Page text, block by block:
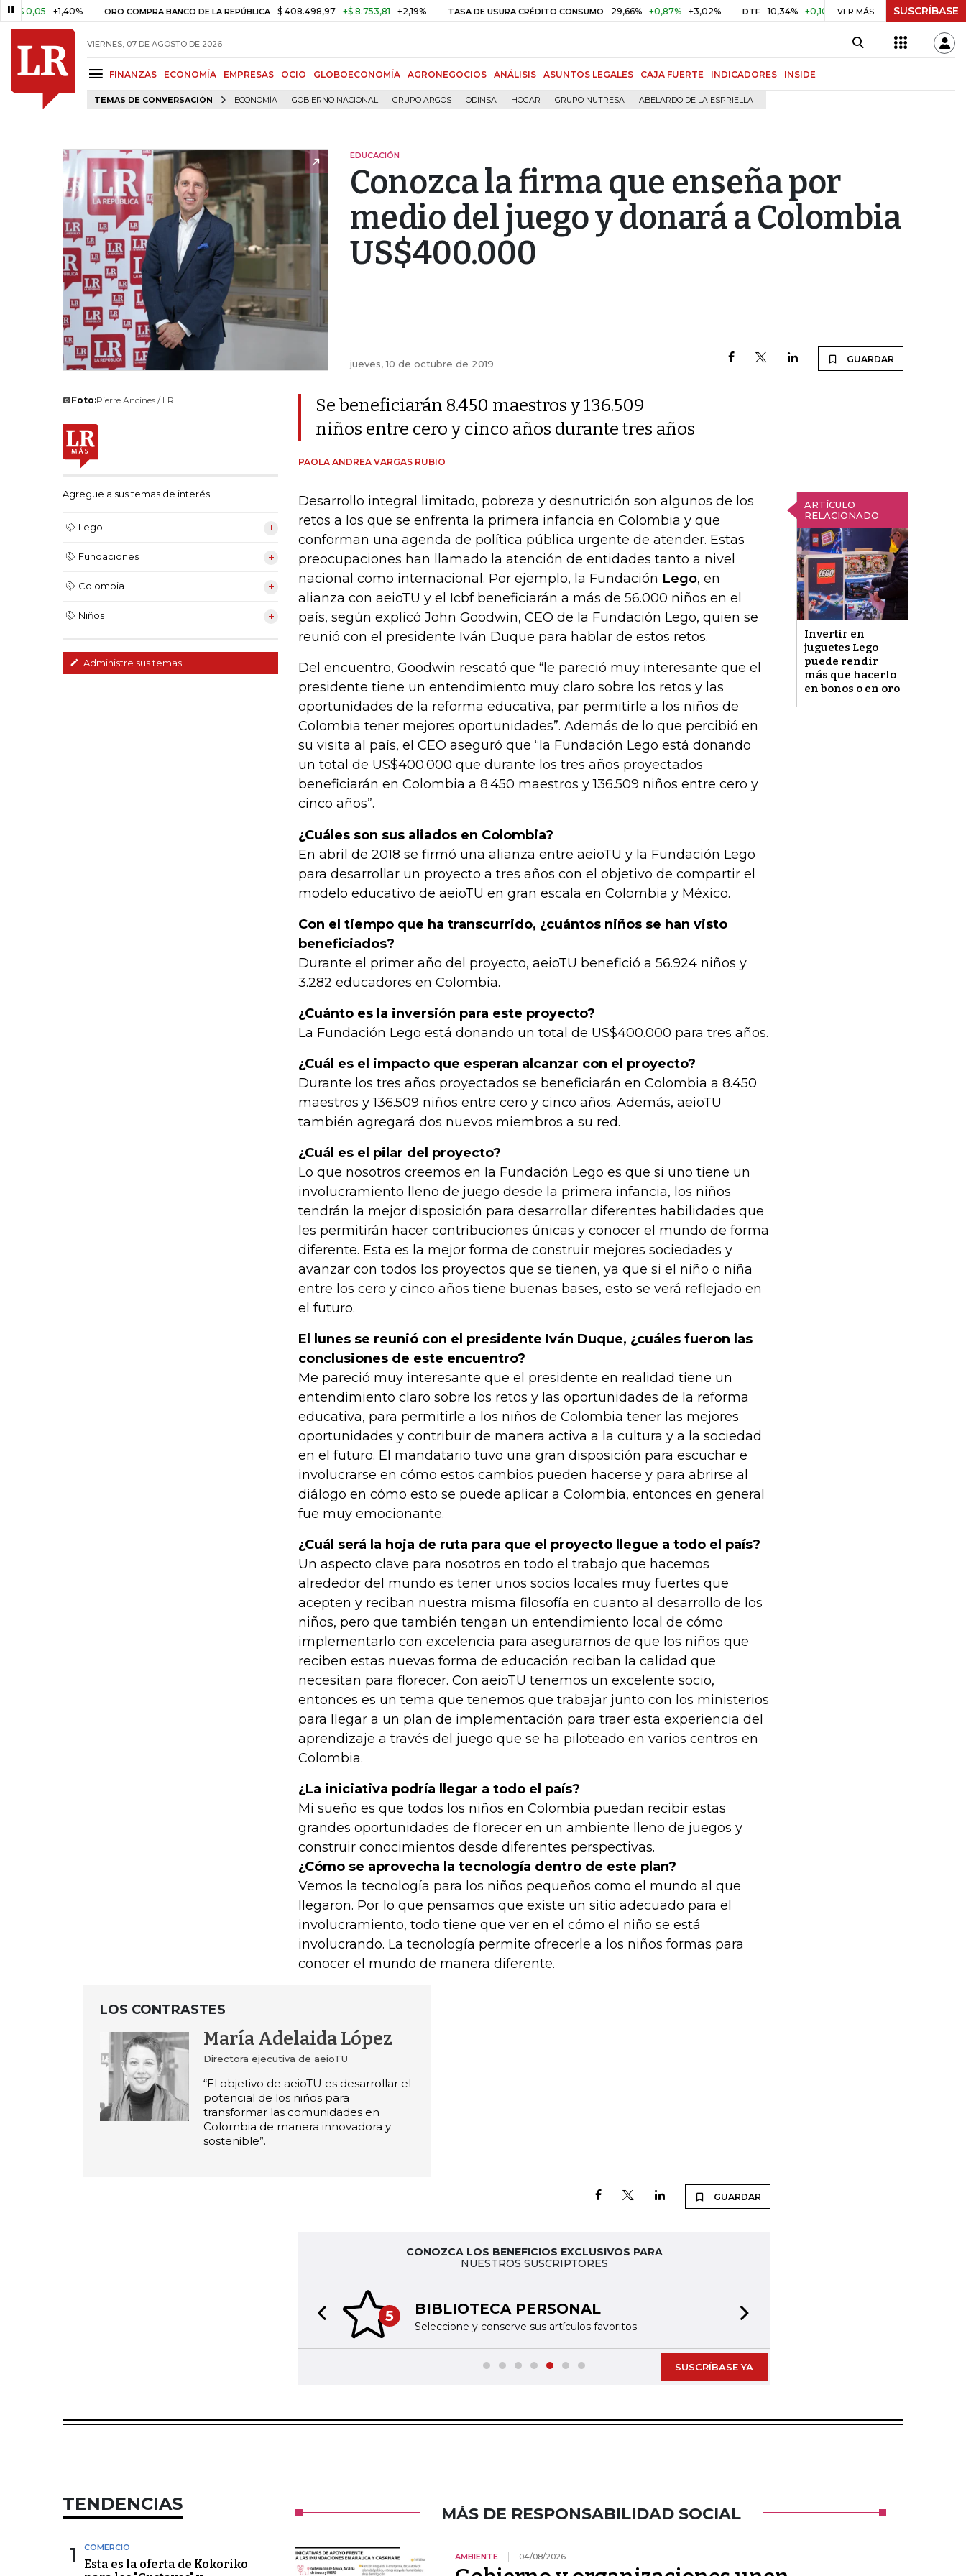
+1,40% ORO COMPRA BANCO DE LA REPÚBLICA $ 408.498,97 +$ 8.753,81 +2,19% TASA DE USURA CRÉDITO CONSUMO 29,66% +0,87% +3,02% DTF 10,34% +0,10% +0,98% UVR $ 416,91 +$ 0,05
VER MÁS SUSCRÍBASE
VIERNES, 07 DE AGOSTO DE 2026
FINANZAS ECONOMÍA EMPRESAS OCIO GLOBOECONOMÍA AGRONEGOCIOS ANÁLISIS ASUNTOS LEGALES CAJA FUERTE INDICADORES INSIDE
TEMAS DE CONVERSACIÓN ECONOMÍA GOBIERNO NACIONAL GRUPO ARGOS ODINSA HOGAR GRUPO NUTRESA ABELARDO DE LA ESPRIELLA
EDUCACIÓN
Conozca la firma que enseña por
medio del juego y donará a Colombia
US$400.000
jueves, 10 de octubre de 2019 GUARDAR
Foto:Pierre Ancines / LR
Agregue a sus temas de interés
Lego
Fundaciones
Colombia
Niños
Administre sus temas
Se beneficiarán 8.450 maestros y 136.509
niños entre cero y cinco años durante tres años
PAOLA ANDREA VARGAS RUBIO
ARTÍCULO
RELACIONADO
Invertir en
juguetes Lego
puede rendir
más que hacerlo
en bonos o en oro
Desarrollo integral limitado, pobreza y desnutrición son algunos de los
retos a los que se enfrenta la primera infancia en Colombia y que
conforman una agenda de política pública urgente de atender. Estas
preocupaciones han llamado la atención de entidades tanto a nivel
nacional como internacional. Por ejemplo, la Fundación Lego, en
alianza con aeioTU y el Icbf beneficiarán a más de 56.000 niños en el
país, según explicó John Goodwin, CEO de la Fundación Lego, quien se
reunió con el presidente Iván Duque para hablar de estos retos.
Del encuentro, Goodwin rescató que “le pareció muy interesante que el
presidente tiene un entendimiento muy claro sobre los retos y las
oportunidades de la reforma educativa, par permitirle a los niños de
Colombia tener mejores oportunidades”. Además de lo que percibió en
su visita al país, el CEO aseguró que “la Fundación Lego está donando
un total de US$400.000 que durante los tres años proyectados
beneficiarán en Colombia a 8.450 maestros y 136.509 niños entre cero y
cinco años”.
¿Cuáles son sus aliados en Colombia?
En abril de 2018 se firmó una alianza entre aeioTU y la Fundación Lego
para desarrollar un proyecto a tres años con el objetivo de compartir el
modelo educativo de aeioTU en gran escala en Colombia y México.
Con el tiempo que ha transcurrido, ¿cuántos niños se han visto
beneficiados?
Durante el primer año del proyecto, aeioTU benefició a 56.924 niños y
3.282 educadores en Colombia.
¿Cuánto es la inversión para este proyecto?
La Fundación Lego está donando un total de US$400.000 para tres años.
¿Cuál es el impacto que esperan alcanzar con el proyecto?
Durante los tres años proyectados se beneficiarán en Colombia a 8.450
maestros y 136.509 niños entre cero y cinco años. Además, aeioTU
también agregará dos nuevos miembros a su red.
¿Cuál es el pilar del proyecto?
Lo que nosotros creemos en la Fundación Lego es que si uno tiene un
involucramiento lleno de juego desde la primera infancia, los niños
tendrán la mejor disposición para desarrollar diferentes habilidades que
les permitirán hacer contribuciones únicas y conocer el mundo de forma
diferente. Esta es la mejor forma de construir mejores sociedades y
avanzar con todos los proyectos que se tienen, ya que si el niño o niña
entre los cero y cinco años tiene buenas bases, esto se verá reflejado en
el futuro.
El lunes se reunió con el presidente Iván Duque, ¿cuáles fueron las
conclusiones de este encuentro?
Me pareció muy interesante que el presidente en realidad tiene un
entendimiento claro sobre los retos y las oportunidades de la reforma
educativa, para permitirle a los niños de Colombia tener las mejores
oportunidades y contribuir de manera activa a la cultura y a la sociedad
en el futuro. El mandatario tuvo una gran disposición para escuchar e
involucrarse en cómo estos cambios pueden hacerse y para abrirse al
diálogo en cómo esto se puede aplicar a Colombia, entonces en general
fue muy emocionante.
¿Cuál será la hoja de ruta para que el proyecto llegue a todo el país?
Un aspecto clave para nosotros en todo el trabajo que hacemos
alrededor del mundo es tener unos socios locales muy fuertes que
acepten y reciban nuestra misma filosofía en cuanto al desarrollo de los
niños, pero que también tengan un entendimiento local de cómo
implementarlo con excelencia para asegurarnos de que los niños que
reciben estas nuevas forma de educación reciban la calidad que
necesitan para florecer. Con aeioTU tenemos un excelente socio,
entonces es un tema que tenemos que trabajar junto con los ministerios
para llegar a un plan de implementación para traer esta experiencia del
aprendizaje a través del juego que se ha piloteado en varios centros en
Colombia.
¿La iniciativa podría llegar a todo el país?
Mi sueño es que todos los niños en Colombia puedan recibir estas
grandes oportunidades de florecer en un ambiente lleno de juegos y
construir conocimientos desde diferentes perspectivas.
¿Cómo se aprovecha la tecnología dentro de este plan?
Vemos la tecnología para los niños pequeños como el mundo al que
llegaron. Por lo que pensamos que existe un sitio adecuado para el
involucramiento, todo tiene que ver en el cómo el niño se está
involucrando. La tecnología permite ofrecerle a los niños formas para
conocer el mundo de manera diferente.
LOS CONTRASTES
María Adelaida López
Directora ejecutiva de aeioTU
“El objetivo de aeioTU es desarrollar el
potencial de los niños para
transformar las comunidades en
Colombia de manera innovadora y
sostenible”.
GUARDAR
CONOZCA LOS BENEFICIOS EXCLUSIVOS PARA
NUESTROS SUSCRIPTORES
5 BIBLIOTECA PERSONAL
Seleccione y conserve sus artículos favoritos
Previous slide
SUSCRÍBASE YA
TENDENCIAS
1 COMERCIO
Esta es la oferta de Kokoriko
MÁS DE RESPONSABILIDAD SOCIAL
AMBIENTE 04/08/2026